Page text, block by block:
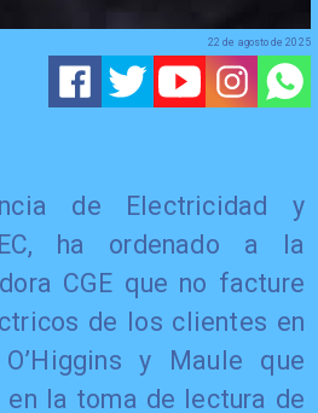
22 de agosto de 2025
de Electricidad y
ha ordenado a la
CGE que no facture
de los clientes en
y Maule que
la toma de lectura de